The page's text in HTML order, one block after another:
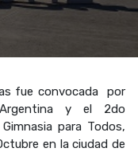
fue convocada por
y el 2do
para Todos,
en la ciudad de